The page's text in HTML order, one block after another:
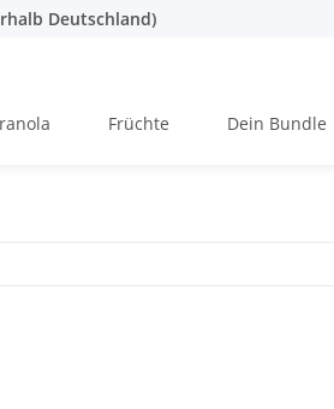
Deutschland)
Früchte Dein Bundle